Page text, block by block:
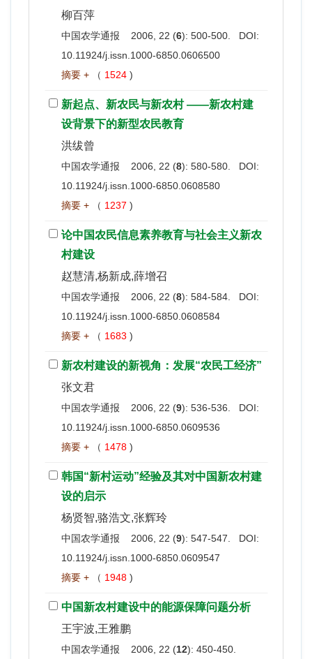
柳百萍
中国农学通报 2006, 22 (6): 500-500. DOI:
10.11924/j.issn.1000-6850.0606500
摘要 + （ 1524 )
新起点、新农民与新农村 ——新农村建
设背景下的新型农民教育
洪绂曾
中国农学通报 2006, 22 (8): 580-580. DOI:
10.11924/j.issn.1000-6850.0608580
摘要 + （ 1237 )
论中国农民信息素养教育与社会主义新农
村建设
赵慧清,杨新成,薛增召
中国农学通报 2006, 22 (8): 584-584. DOI:
10.11924/j.issn.1000-6850.0608584
摘要 + （ 1683 )
新农村建设的新视角：发展“农民工经济”
张文君
中国农学通报 2006, 22 (9): 536-536. DOI:
10.11924/j.issn.1000-6850.0609536
摘要 + （ 1478 )
韩国“新村运动”经验及其对中国新农村建
设的启示
杨贤智,骆浩文,张辉玲
中国农学通报 2006, 22 (9): 547-547. DOI:
10.11924/j.issn.1000-6850.0609547
摘要 + （ 1948 )
中国新农村建设中的能源保障问题分析
王宇波,王雅鹏
中国农学通报 2006, 22 (12): 450-450.